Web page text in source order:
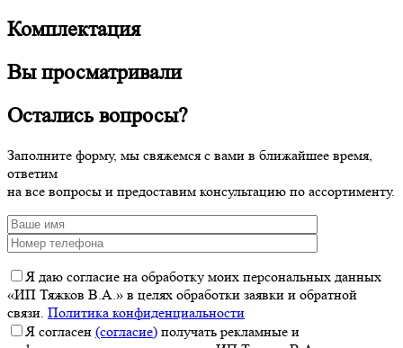
Комплектация
Вы просматривали
Остались вопросы?
Заполните форму, мы свяжемся с вами в ближайшее время,
ответим
на все вопросы и предоставим консультацию по ассортименту.
Я даю согласие на обработку моих персональных данных
«ИП Тяжков В.А.» в целях обработки заявки и обратной
связи. Политика конфиденциальности
Я согласен (согласие) получать рекламные и